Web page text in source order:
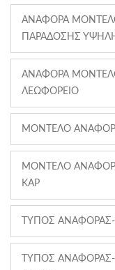
ΑΝΑΦΟΡΆ
ΠΑΡΆΔΟΣΗΣ
ΑΝΑΦΟΡΆ
ΛΕΩΦΟΡΕΊΟ
ΜΟΝΤΈΛΟ
ΜΟΝΤΈΛΟ
ΚΑΡ
ΤΎΠΟΣ ΑΝΑΦΟΡΆΣ-
ΤΎΠΟΣ